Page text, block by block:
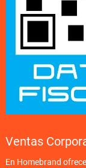
Ventas
En Homebrand